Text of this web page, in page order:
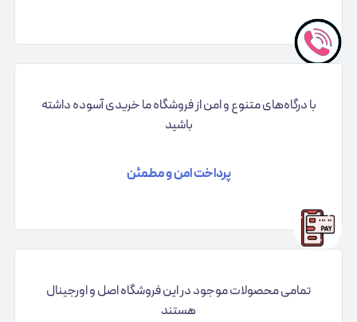
با درگاه‌های متنوع و امن از فروشگاه ما خریدی آسوده داشته
باشید
پرداخت امن و مطمئن
تمامی محصولات موجود در این فروشگاه اصل و اورجینال
هستند